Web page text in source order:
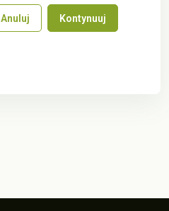
Anuluj Kontynuuj